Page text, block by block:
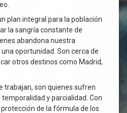
plan integral para la población
la sangría constante de
abandona nuestra
oportunidad. Son cerca de
otros destinos como Madrid,
trabajan, son quienes sufren
y parcialidad. Con
de la fórmula de los